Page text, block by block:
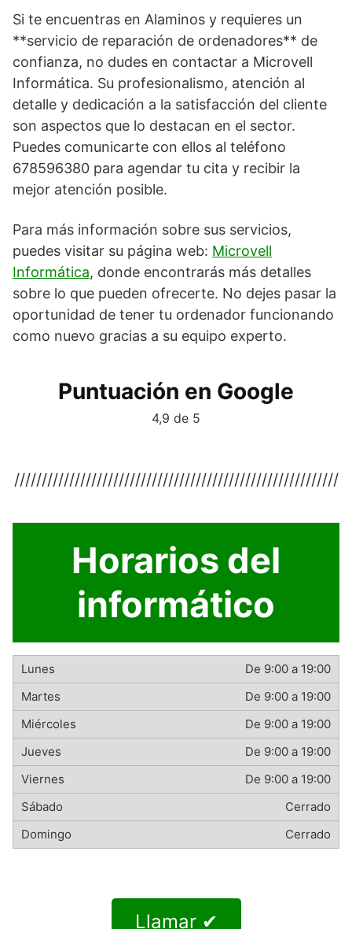
Si te encuentras en Alaminos y requieres un
**servicio de reparación de ordenadores** de
confianza, no dudes en contactar a Microvell
Informática. Su profesionalismo, atención al
detalle y dedicación a la satisfacción del cliente
son aspectos que lo destacan en el sector.
Puedes comunicarte con ellos al teléfono
678596380 para agendar tu cita y recibir la
mejor atención posible.
Para más información sobre sus servicios,
puedes visitar su página web: Microvell
Informática, donde encontrarás más detalles
sobre lo que pueden ofrecerte. No dejes pasar la
oportunidad de tener tu ordenador funcionando
como nuevo gracias a su equipo experto.
Puntuación en Google
4,9 de 5
///////////////////////////////////////////////////////////
Horarios del
informático
De 9:00 a 19:00
De 9:00 a 19:00
De 9:00 a 19:00
De 9:00 a 19:00
De 9:00 a 19:00
Cerrado
Cerrado
Llamar ✔